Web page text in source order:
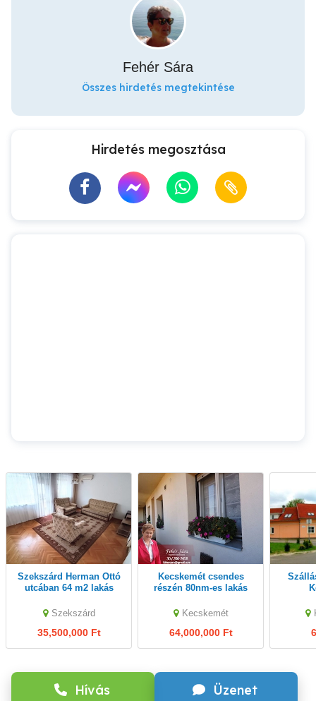
Hívás Üzenet
Fehér Sára
Összes hirdetés megtekintése
Hirdetés megosztása
Szekszárd Herman Ottó
utcában 64 m2 lakás
Szekszárd
35,500,000 Ft
Kecskemét csendes
részén 80nm-es lakás
Kecskemét
64,000,000 Ft
Szálláshely, albérlet!